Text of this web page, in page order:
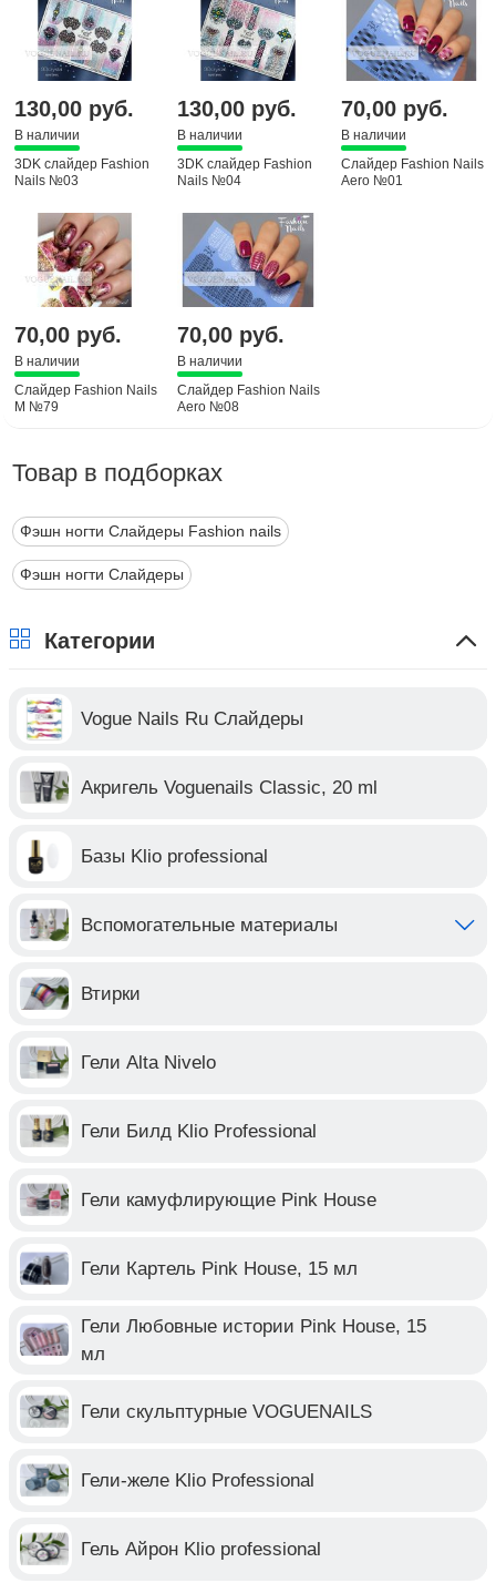
130,00 руб.
В наличии
3DK слайдер Fashion
Nails №03
130,00 руб.
В наличии
3DK слайдер Fashion
Nails №04
70,00 руб.
В наличии
Слайдер Fashion Nails
Aero №01
70,00 руб.
В наличии
Слайдер Fashion Nails
M №79
70,00 руб.
В наличии
Слайдер Fashion Nails
Aero №08
Товар в подборках
Фэшн ногти Слайдеры Fashion nails
Фэшн ногти Слайдеры
Категории
Vogue Nails Ru Слайдеры
Акригель Voguenails Classic, 20 ml
Базы Klio professional
Вспомогательные материалы
Втирки
Гели Alta Nivelo
Гели Билд Klio Professional
Гели камуфлирующие Pink House
Гели Картель Pink House, 15 мл
Гели Любовные истории Pink House, 15
мл
Гели скульптурные VOGUENAILS
Гели-желе Klio Professional
Гель Айрон Klio professional